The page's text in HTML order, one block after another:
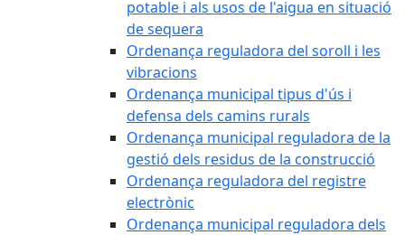
potable i als usos de l'aigua en situació
de sequera
Ordenança reguladora del soroll i les
vibracions
Ordenança municipal tipus d'ús i
defensa dels camins rurals
Ordenança municipal reguladora de la
gestió dels residus de la construcció
Ordenança reguladora del registre
electrònic
Ordenança municipal reguladora dels